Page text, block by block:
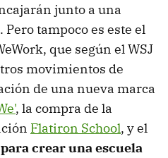
junto a una
tampoco es este el
que según el WSJ
movimientos de
de una nueva marca
, la compra de la
Flatiron School, y el
crear una escuela